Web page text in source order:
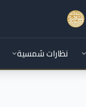
نظارات شمسية